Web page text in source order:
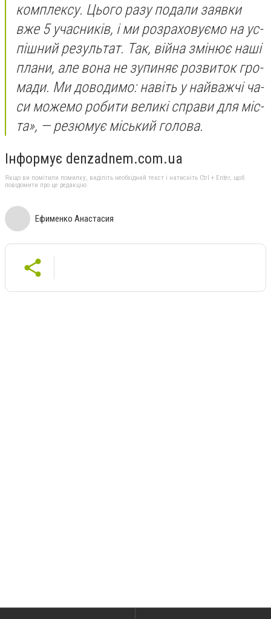
ком­плек­су. Цього ра­зу по­да­ли за­яв­ки
вже 5 учас­ни­ків, і ми роз­ра­хо­ву­ємо на ус­
пішний ре­зуль­тат. Так, вій­на змі­нює на­ші
пла­ни, але во­на не зу­пи­няє роз­ви­ток гро­
ма­ди. Ми до­во­ди­мо: на­віть у най­важ­чі ча­
си мо­же­мо ро­би­ти ве­ли­кі спра­ви для міс­
та», — ре­зю­мує місь­кий го­ло­ва.
Інформує denzadnem.com.ua
Якщо ви помітили помилку, виділіть необхідний текст і натисніть Ctrl + Enter, щоб
повідомити про це редакцію
Ефименко Анастасия